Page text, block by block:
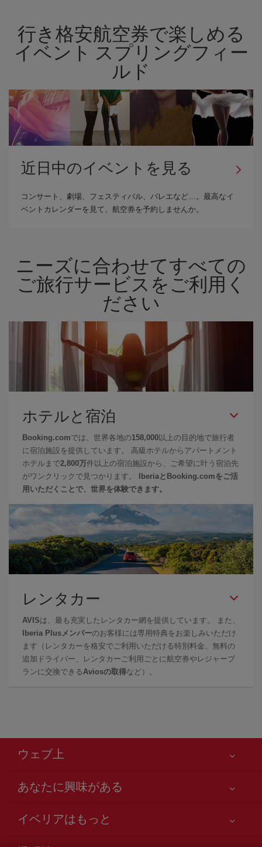
行き格安航空券で楽しめる
イベント スプリングフィー
ルド
近日中のイベントを見る
コンサート、劇場、フェスティバル、バレエなど…。最高なイ
ベントカレンダーを見て、航空券を予約しませんか。
ニーズに合わせてすべての
ご旅行サービスをご利用く
ださい
ホテルと宿泊
Booking.comでは、世界各地の158,000 以上の目的地で旅行者
に宿泊施設を提供しています。 高級ホテルからアパートメント
ホテルまで2,800万件以上の宿泊施設から、ご希望に叶う宿泊先
がワンクリックで見つかります。
IberiaとBooking.comをご活
用いただくことで、世界を体験できます。
レンタカー
AVISは、最も充実したレンタカー網を提供しています。 また、
Iberia Plusメンバーのお客様には専用特典をお楽しみいただけ
ます（レンタカーを格安でご利用いただける特別料金、無料の
追加ドライバー、レンタカーご利用ごとに航空券やレジャープ
ランに交換できる Aviosの取得など）。
ウェブ上
あなたに興味がある
アクセシビリティの宣言
サービスのお約束
イベリアはもっと